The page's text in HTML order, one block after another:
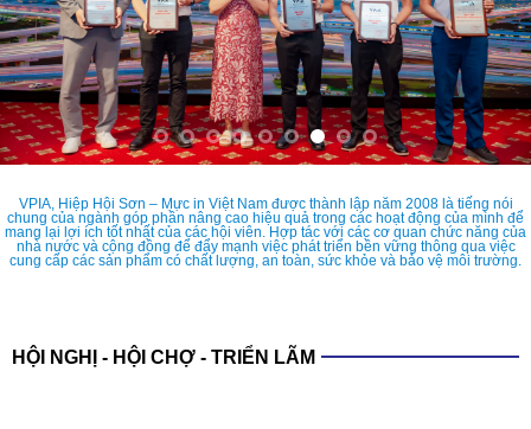
VPIA, Hiệp Hội Sơn – Mực in Việt Nam được thành lập năm 2008 là tiếng nói
chung của ngành góp phần nâng cao hiệu quả trong các hoạt động của mình để
mang lại lợi ích tốt nhất của các hội viên. Hợp tác với các cơ quan chức năng của
nhà nước và cộng đồng để đẩy mạnh việc phát triển bền vững thông qua việc
cung cấp các sản phẩm có chất lượng, an toàn, sức khỏe và bảo vệ môi trường.
HỘI NGHỊ - HỘI CHỢ - TRIỂN LÃM